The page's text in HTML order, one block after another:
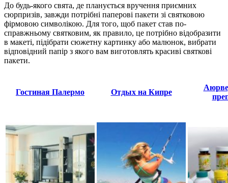
До будь-якого свята, де планується вручення приємних
сюрпризів, завжди потрібні паперові пакети зі святковою
фірмовою символікою. Для того, щоб пакет став по-
справжньому святковим, як правило, це потрібно відобразити
в макеті, підібрати сюжетну картинку або малюнок, вибрати
відповідний папір з якого вам виготовлять красиві святкові
пакети.
Гостиная Палермо Отдых на Кипре